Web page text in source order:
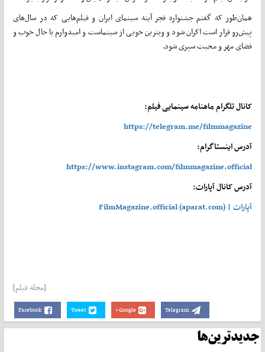
همان‌طور که گفتم جشنواره فجر آینه سینمای ایران و فیلم‌هایی که در سال‌های
پیش‌رو قرار است اکران شود و ویترین خوبی از سینماست و امیدوارم با حال خوب و
فضای مهر و محبت سپری شود.
کانال تلگرام ماهنامه سینمایی فیلم:
https://telegram.me/filmmagazine
آدرس اینستاگرام:
https://www.instagram.com/filmmagazine.official
آدرس کانال آپارات:
آپارات | FilmMagazine.official (aparat.com)
[مجله فیلم]
Facebook Tweet Google+ Telegram
جدیدترین‌ها